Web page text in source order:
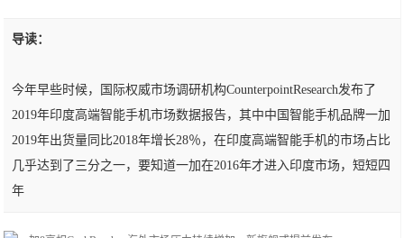
导读：
今年早些时候，国际权威市场调研机构CounterpointResearch发布了
2019年印度高端智能手机市场数据报告，其中中国智能手机品牌一加
2019年出货量同比2018年增长28％，在印度高端智能手机的市场占比
几乎达到了三分之一，要知道一加在2016年才进入印度市场，短短四
年